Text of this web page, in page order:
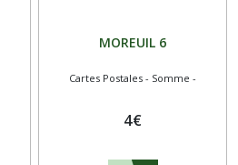
MOREUIL 6
Cartes Postales - Somme -
4€